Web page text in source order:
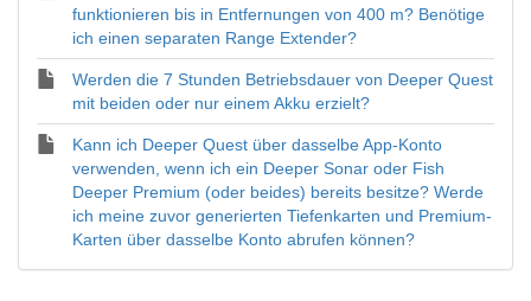
funktionieren bis in Entfernungen von 400 m? Benötige
ich einen separaten Range Extender?
Werden die 7 Stunden Betriebsdauer von Deeper Quest
mit beiden oder nur einem Akku erzielt?
Kann ich Deeper Quest über dasselbe App-Konto
verwenden, wenn ich ein Deeper Sonar oder Fish
Deeper Premium (oder beides) bereits besitze? Werde
ich meine zuvor generierten Tiefenkarten und Premium-
Karten über dasselbe Konto abrufen können?